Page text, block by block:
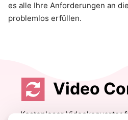
es alle Ihre Anforderungen an
problemlos erfüllen.
Video
Kostenloser Videokonverter